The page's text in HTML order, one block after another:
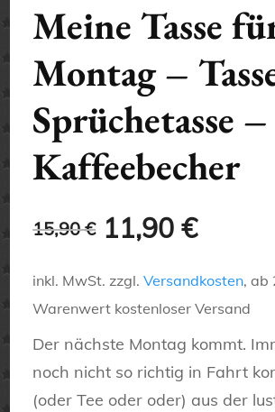
Meine Tasse
Montag –
Sprüchetasse –
Kaffeebecher
15,90€ Ursprünglicher
Preis
war:
15,90 €
11,90€
Preis
ist:
11,90
inkl. MwSt. zzgl.Versandkosten, ab
Warenwert kostenloser Versand
Der nächste Montag kommt.
noch nicht so richtig in Fahrt
(oder Tee oder oder) aus der